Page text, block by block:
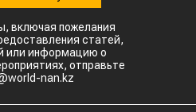
включая пожелания
статей,
или информацию о
отправьте
nan.kz